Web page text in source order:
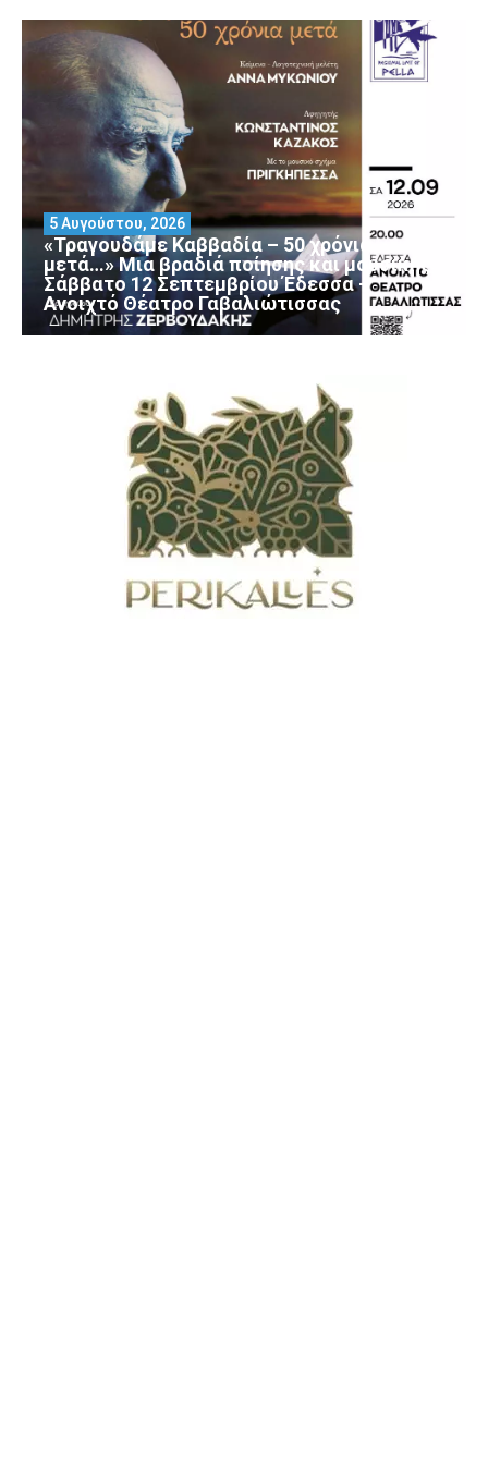
«Τραγουδάμε Καββαδία – 50 χρόνια
μετά…» Μια βραδιά ποίησης και μουσικής
Σάββατο 12 Σεπτεμβρίου Έδεσσα –
Ανοιχτό Θέατρο Γαβαλιώτισσας
5 Αυγούστου, 2026